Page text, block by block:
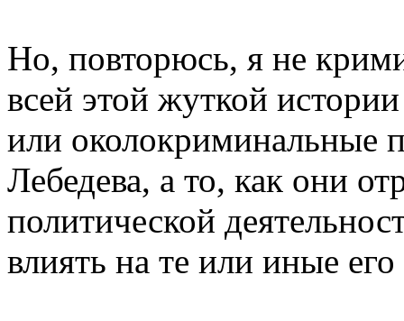
Но, повторюсь, я не
всей этой жуткой
или околокриминальные
Лебедева, а то, как они
политической
влиять на те или иные